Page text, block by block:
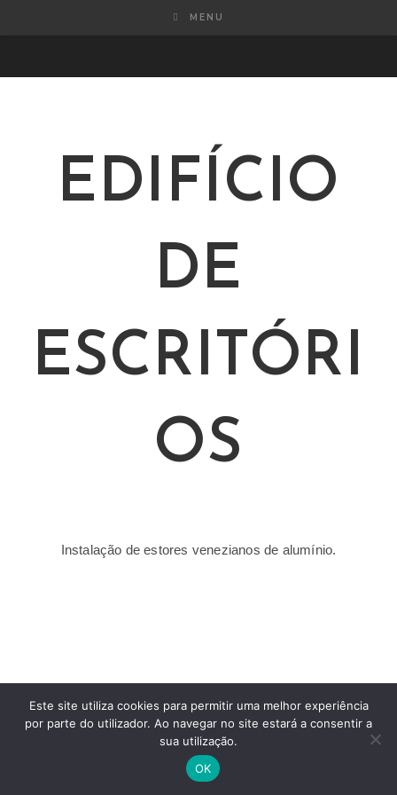
MENU
EDIFÍCIO
DE
ESCRITÓRI
OS
Instalação de estores venezianos de alumínio.
© COPYRIGHT 2021 | NETESTORE, LDA.
Este site utiliza cookies para permitir uma melhor experiência
por parte do utilizador. Ao navegar no site estará a consentir a
sua utilização.
OK